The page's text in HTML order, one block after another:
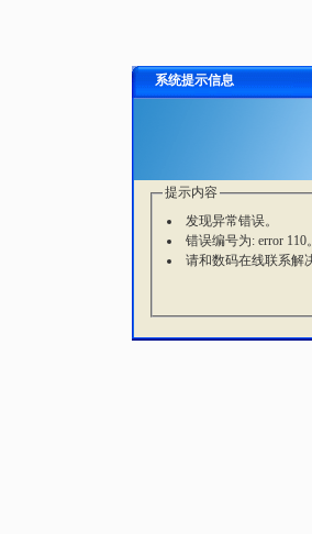
系统提示信息
提示内容
发现异常错误。
错误编号为: error 110
请和数码在线联系解